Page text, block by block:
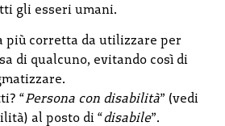
gli esseri umani.
più corretta da utilizzare per
di qualcuno, evitando così di
“Persona con disabilità” (vedi
al posto di “disabile”.